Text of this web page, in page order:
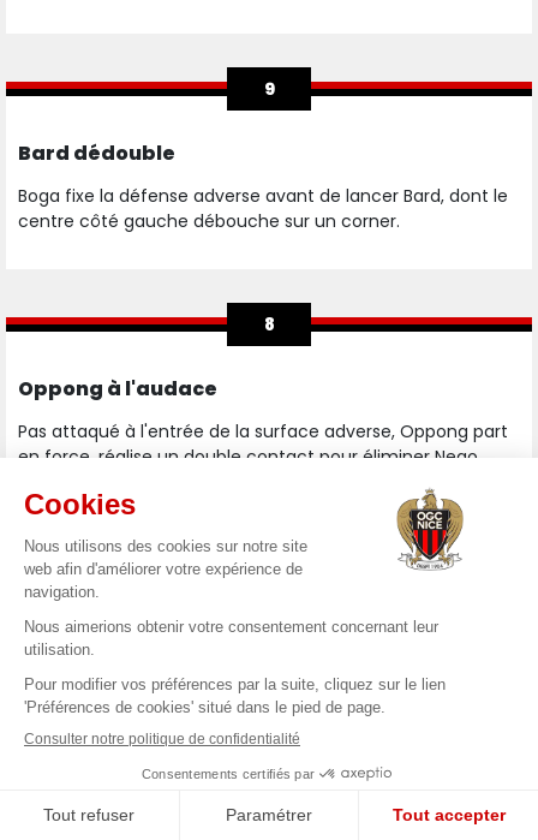
9
Bard dédouble
Boga fixe la défense adverse avant de lancer Bard, dont le
centre côté gauche débouche sur un corner.
8
Oppong à l'audace
Pas attaqué à l'entrée de la surface adverse, Oppong part
en force, réalise un double contact pour éliminer Nego
Boudaoui trop long
Boudaoui tente d'alerter Louchet en profondeur côté droit,
mais Diaw lit bien la trajectoire.
5